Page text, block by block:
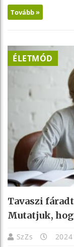
Tovább »
ÉLETMÓD
Tavaszi
Mutatjuk,
SzZs